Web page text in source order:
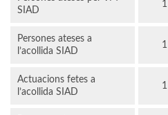
SIAD
1
Persones ateses a
l’acollida SIAD
1
Actuacions fetes a
l’acollida SIAD
1